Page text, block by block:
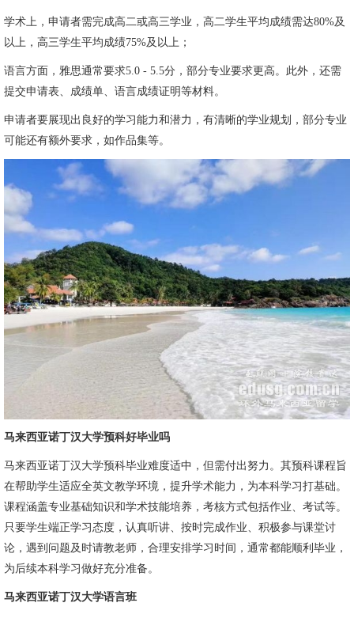
学术上，申请者需完成高二或高三学业，高二学生平均成绩需达80%及
以上，高三学生平均成绩75%及以上；
语言方面，雅思通常要求5.0 - 5.5分，部分专业要求更高。此外，还需
提交申请表、成绩单、语言成绩证明等材料。
申请者要展现出良好的学习能力和潜力，有清晰的学业规划，部分专业
可能还有额外要求，如作品集等。
马来西亚诺丁汉大学预科好毕业吗
马来西亚诺丁汉大学预科毕业难度适中，但需付出努力。其预科课程旨
在帮助学生适应全英文教学环境，提升学术能力，为本科学习打基础。
课程涵盖专业基础知识和学术技能培养，考核方式包括作业、考试等。
只要学生端正学习态度，认真听讲、按时完成作业、积极参与课堂讨
论，遇到问题及时请教老师，合理安排学习时间，通常都能顺利毕业，
为后续本科学习做好充分准备。
马来西亚诺丁汉大学语言班